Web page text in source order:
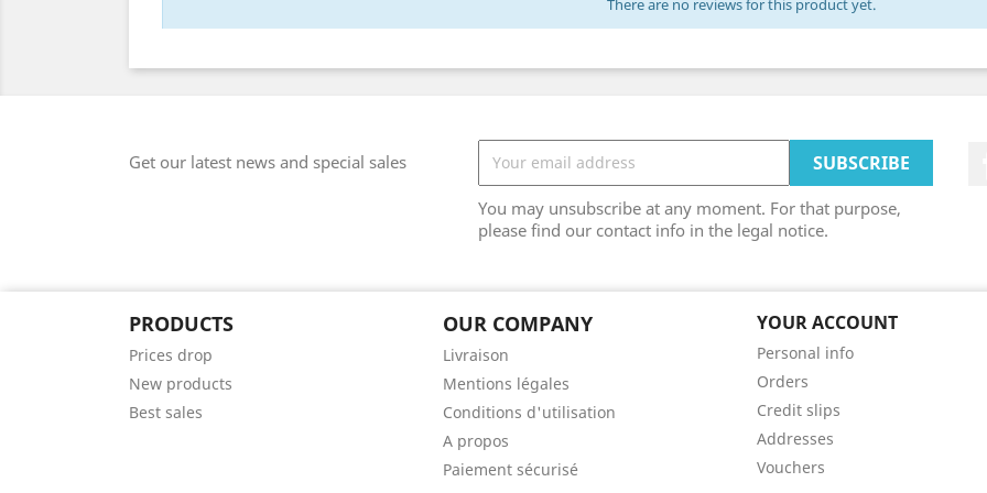
There are no reviews for this product yet.
Get our latest news and special sales
You may unsubscribe at any moment. For that purpose,
please find our contact info in the legal notice.
PRODUCTS
Prices drop
New products
Best sales
OUR COMPANY
Livraison
Mentions légales
Conditions d'utilisation
A propos
Paiement sécurisé
YOUR ACCOUNT
Personal info
Orders
Credit slips
Addresses
Vouchers